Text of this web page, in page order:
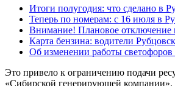
Итоги полугодия: что сделано в
Теперь по номерам: с 16 июля в
Внимание! Плановое отключение
Карта бензина: водители
Об изменении работы
Это привело к ограничению подачи
«Сибирской генерирующей компании».